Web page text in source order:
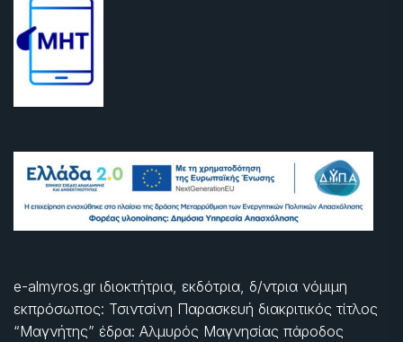
e-almyros.gr ιδιοκτήτρια, εκδότρια, δ/ντρια νόμιμη
εκπρόσωπος: Τσιντσίνη Παρασκευή διακριτικός τίτλος
“Μαγνήτης” έδρα: Αλμυρός Μαγνησίας πάροδος